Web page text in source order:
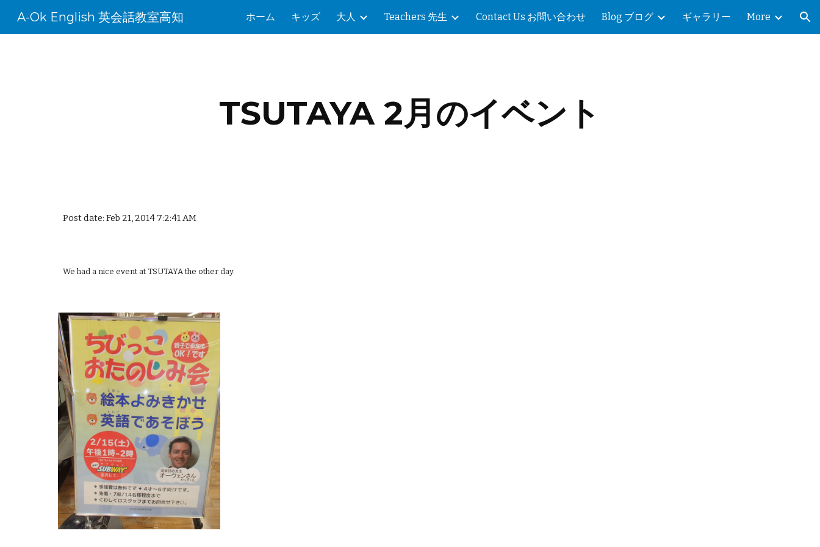
Skip to main content Skip to navigation
A-Ok English 英会話教室高知 ホーム キッズ 大人 Teachers 先生 Contact Us お問い合わせ Blog ブログ ギャラリー More
TSUTAYA 2月のイベント
Post date: Feb 21, 2014 7:2:41 AM
We had a nice event at TSUTAYA the other day.